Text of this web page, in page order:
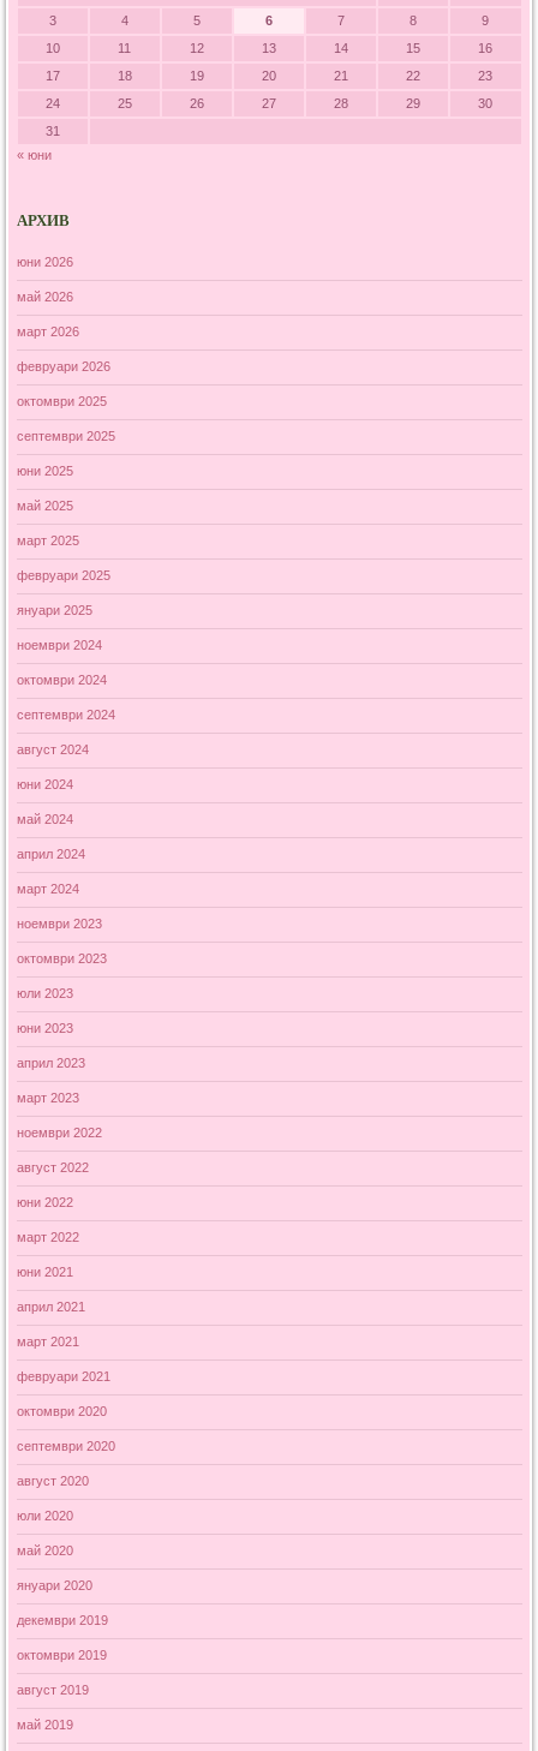
3
4 5 6 7 8
9
10
11 12 13 14 15
16
17
18 19 20 21 22
23
24
25 26 27 28 29
30
31
« юни
АРХИВ
юни 2026
май 2026
март 2026
февруари 2026
октомври 2025
септември 2025
юни 2025
май 2025
март 2025
февруари 2025
януари 2025
ноември 2024
октомври 2024
септември 2024
август 2024
юни 2024
май 2024
април 2024
март 2024
ноември 2023
октомври 2023
юли 2023
юни 2023
април 2023
март 2023
ноември 2022
август 2022
юни 2022
март 2022
юни 2021
април 2021
март 2021
февруари 2021
октомври 2020
септември 2020
август 2020
юли 2020
май 2020
януари 2020
декември 2019
октомври 2019
август 2019
май 2019